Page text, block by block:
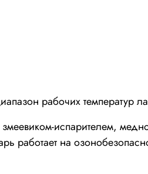
рабочих температур
испарителем,
работает на